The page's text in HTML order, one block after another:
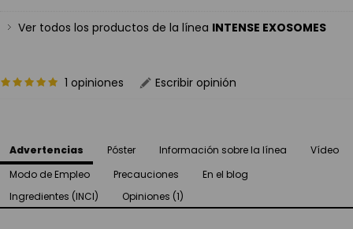
Ver todos los productos de la línea INTENSE EXOSOMES
1 opiniones Escribir opinión
Advertencias Póster Información sobre la línea
Vídeo
Modo de Empleo
Precauciones
En el blog
Ingredientes (INCI)
Opiniones (1)